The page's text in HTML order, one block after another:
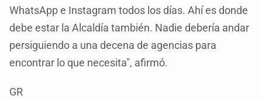
WhatsApp e Instagram todos los días. Ahí es donde
debe estar la Alcaldía también. Nadie debería andar
persiguiendo a una decena de agencias para
encontrar lo que necesita", afirmó.
GR